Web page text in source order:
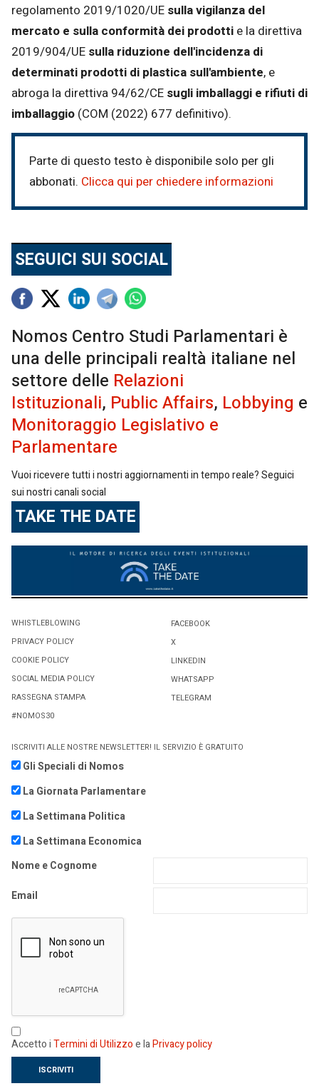
regolamento 2019/1020/UE sulla vigilanza del
mercato e sulla conformità dei prodotti e la direttiva
2019/904/UE sulla riduzione dell'incidenza di
determinati prodotti di plastica sull'ambiente, e
abroga la direttiva 94/62/CE sugli imballaggi e rifiuti di
imballaggio (COM (2022) 677 definitivo).
Parte di questo testo è disponibile solo per gli
abbonati. Clicca qui per chiedere informazioni
SEGUICI SUI SOCIAL
Nomos Centro Studi Parlamentari è
una delle principali realtà italiane nel
settore delle Relazioni
Istituzionali, Public Affairs, Lobbying e
Monitoraggio Legislativo e
Parlamentare
Vuoi ricevere tutti i nostri aggiornamenti in tempo reale? Seguici
sui nostri canali social
TAKE THE DATE
WHISTLEBLOWING
PRIVACY POLICY
COOKIE POLICY
SOCIAL MEDIA POLICY
RASSEGNA STAMPA
#NOMOS30
FACEBOOK
X
LINKEDIN
WHATSAPP
TELEGRAM
ISCRIVITI ALLE NOSTRE NEWSLETTER! IL SERVIZIO È GRATUITO
Gli Speciali di Nomos
La Giornata Parlamentare
La Settimana Politica
La Settimana Economica
Nome e Cognome
Email
Accetto iTermini di Utilizzoe laPrivacy policy